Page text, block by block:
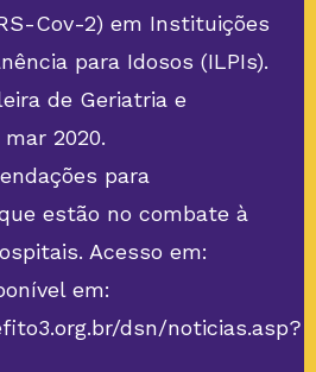
Cov-2) em Instituições
para Idosos (ILPIs).
de Geriatria e
2020.
para
estão no combate à
Acesso em:
em:
dsn/noticias.asp?